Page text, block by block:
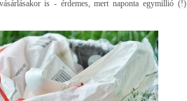
is - érdemes, mert naponta egymillió (!)